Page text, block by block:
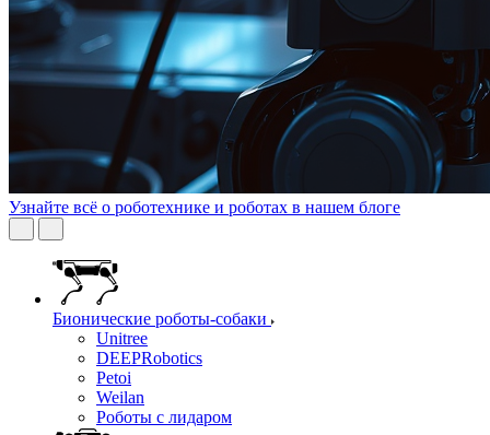
Узнайте всё о роботехнике и роботах в нашем блоге
Бионические роботы-собаки
Unitree
DEEPRobotics
Petoi
Weilan
Роботы с лидаром